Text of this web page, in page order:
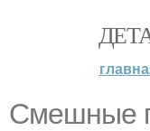
Смешные